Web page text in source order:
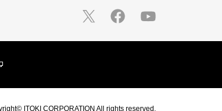
ITOKI CORPORATION All rights reserved.